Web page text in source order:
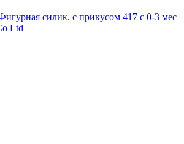
силик. с прикусом 417 с 0-3 мес
Ltd